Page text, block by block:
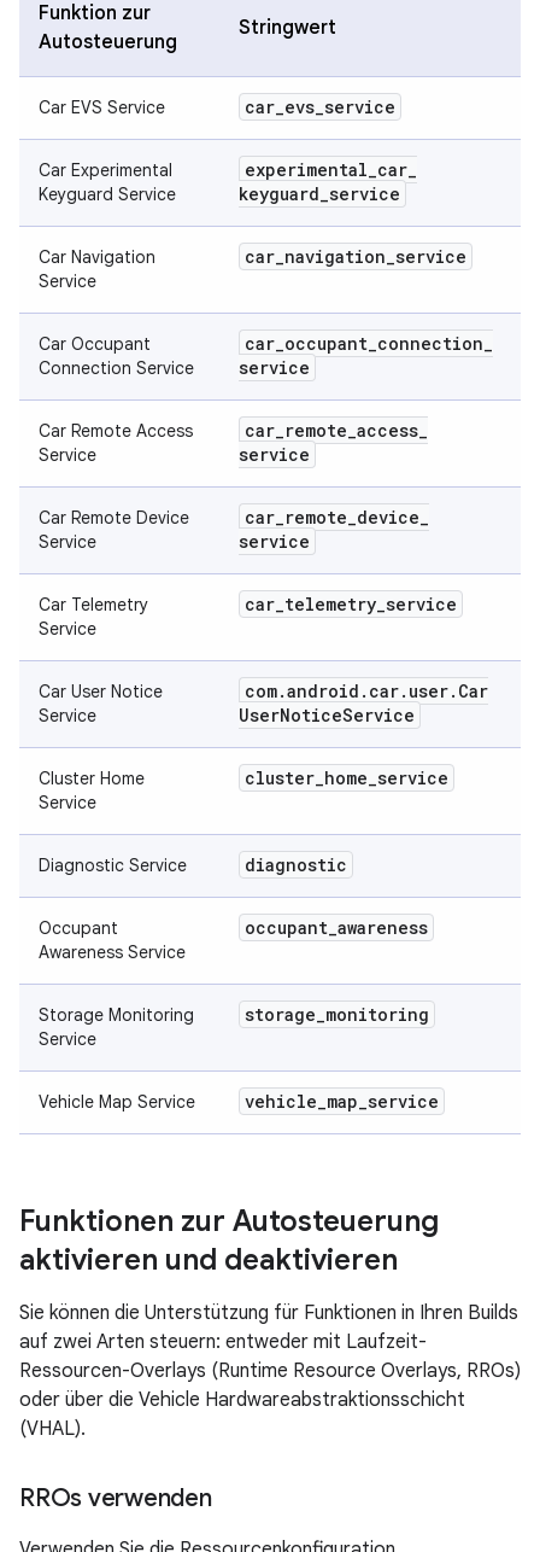
Funktion zur
Autosteuerung
Stringwert
Car EVS Service car_evs_service
Car Experimental
Keyguard Service
experimental_car_
keyguard_service
Car Navigation
Service
car_navigation_service
Car Occupant
Connection Service
car_occupant_connection_
service
Car Remote Access
Service
car_remote_access_
service
Car Remote Device
Service
car_remote_device_
service
Car Telemetry
Service
car_telemetry_service
Car User Notice
Service
com.android . car. user. Car
UserNoticeService
Cluster Home
Service
cluster_home_service
Diagnostic Service diagnostic
Occupant
Awareness Service
occupant_awareness
Storage Monitoring
Service
storage_monitoring
Vehicle Map Service vehicle_map_service
Funktionen zur Autosteuerung
aktivieren und deaktivieren
Sie können die Unterstützung für Funktionen in Ihren Builds
auf zwei Arten steuern: entweder mit Laufzeit-
Ressourcen-Overlays (Runtime Resource Overlays, RROs)
oder über die Vehicle Hardwareabstraktionsschicht
(VHAL).
RROs verwenden